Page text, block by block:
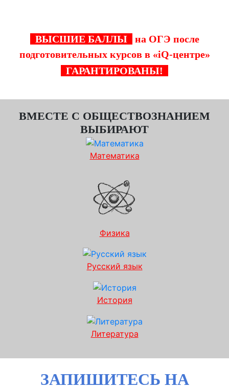
ВЫСШИЕ БАЛЛЫ
на ОГЭ после
подготовительных курсов в «iQ-центре»
ГАРАНТИРОВАНЫ!
ВМЕСТЕ С ОБЩЕСТВОЗНАНИЕМ
ВЫБИРАЮТ
Математика
Физика
Русский язык
История
Литература
ЗАПИШИТЕСЬ НА